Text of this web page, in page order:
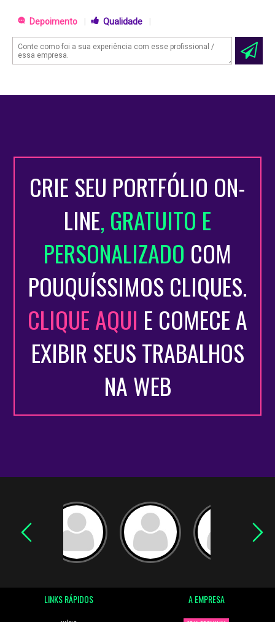
Depoimento Qualidade
CRIE SEU PORTFÓLIO ON-
LINE, GRATUITO E
PERSONALIZADO COM
POUQUÍSSIMOS CLIQUES.
CLIQUE AQUI E COMECE A
EXIBIR SEUS TRABALHOS
NA WEB
LINKS RÁPIDOS A EMPRESA